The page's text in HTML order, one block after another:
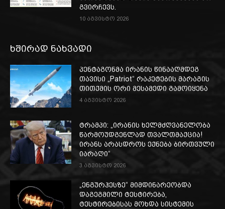
გვირჩევს.
10 აგვისტო 2026
ხშირად ნახვადი
პენტაგონმა ირანის წინააღმდეგ
თავისი „Patriot“ რაკეტების მარაგის
თითქმის ორი მესამედი გამოიყენა
4 აგვისტო 2026
ტრამპი: „ირანის ხელმძღვანელობა
წარმოუდგენლად თვალთმაქცია!
ირანს არასდროს ექნება ბირთვული
იარაღი“
3 აგვისტო 2026
„ენგურჰესზე“ მიმდინარეობდა
დაგეგმილი ტესტირება,
ტესტირებისას მოხდა სისტემის